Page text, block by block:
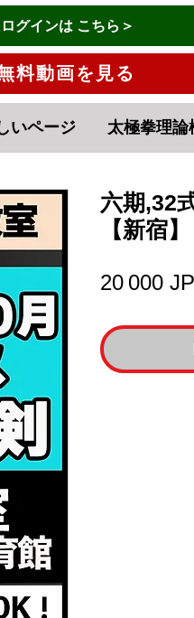
ログインはこちら→
ログインは こちら＞
料動画を見る
いページ 太極拳理論
六期,32
【新宿
20 000